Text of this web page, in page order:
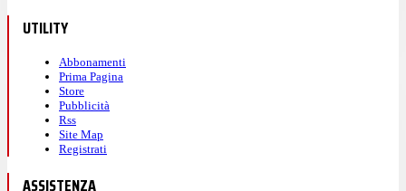
UTILITY
Abbonamenti
Prima Pagina
Store
Pubblicità
Rss
Site Map
Registrati
ASSISTENZA